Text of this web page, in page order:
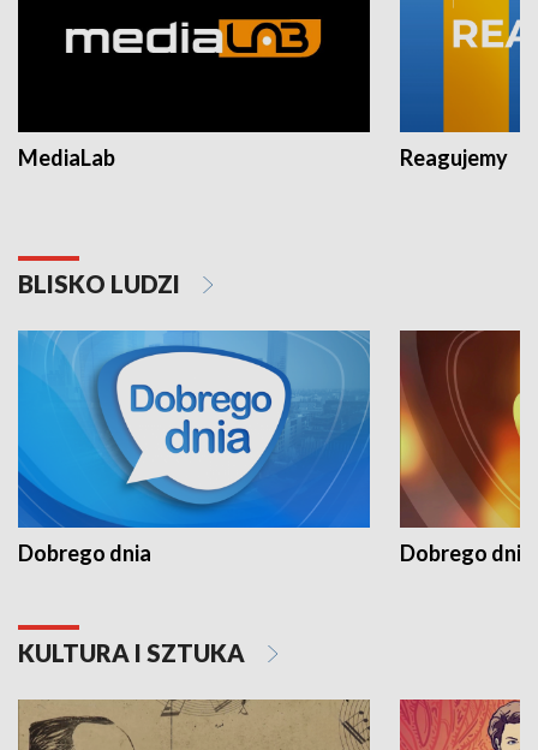
MediaLab Reagujemy
BLISKO LUDZI
Dobrego dnia Dobrego dnia
KULTURA I SZTUKA